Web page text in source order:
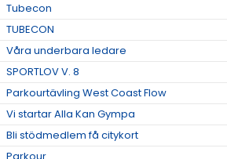
Tubecon
TUBECON
Våra underbara ledare
SPORTLOV V. 8
Parkourtävling West Coast Flow
Vi startar Alla Kan Gympa
Bli stödmedlem få citykort